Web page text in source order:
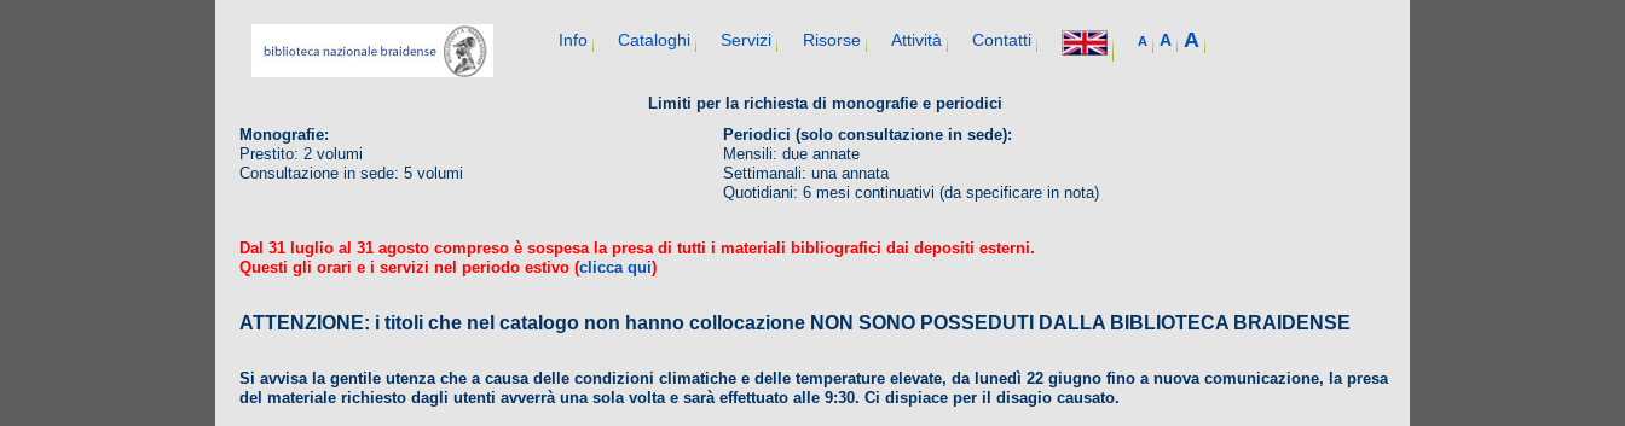
Info Cataloghi Servizi Risorse Attività Contatti A A A
Limiti per la richiesta di monografie e periodici
Monografie:
Periodici (solo consultazione in sede):
Prestito: 2 volumi
Mensili: due annate
Consultazione in sede: 5 volumi
Settimanali: una annata
Quotidiani: 6 mesi continuativi (da specificare in nota)
Dal 31 luglio al 31 agosto compreso è sospesa la presa di tutti i materiali bibliografici dai depositi esterni.
Questi gli orari e i servizi nel periodo estivo (clicca qui)
ATTENZIONE: i titoli che nel catalogo non hanno collocazione NON SONO POSSEDUTI DALLA BIBLIOTECA BRAIDENSE
Si avvisa la gentile utenza che a causa delle condizioni climatiche e delle temperature elevate, da lunedì 22 giugno fino a nuova comunicazione, la presa
del materiale richiesto dagli utenti avverrà una sola volta e sarà effettuato alle 9:30. Ci dispiace per il disagio causato.